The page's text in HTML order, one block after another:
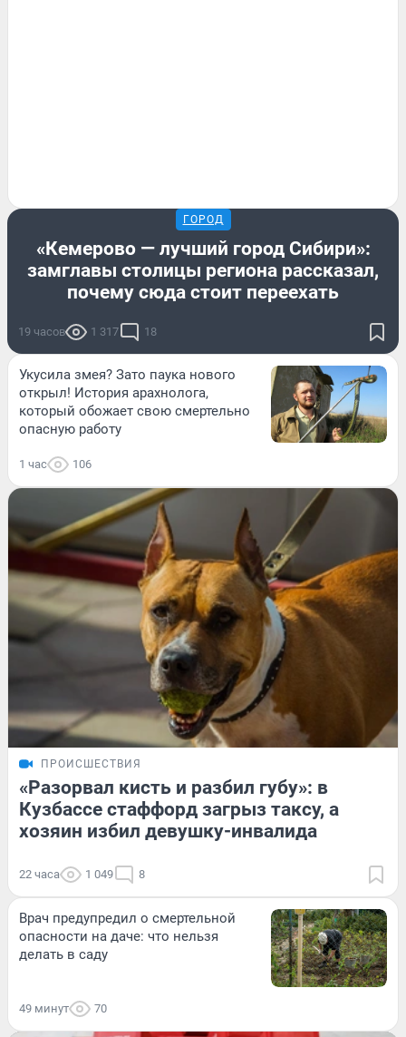
ГОРОД
«Кемерово — лучший город Сибири»:
замглавы столицы региона рассказал,
почему сюда стоит переехать
19 часов 1 317 18
Укусила змея? Зато паука нового
открыл! История арахнолога,
который обожает свою смертельно
опасную работу
1 час 106
ПРОИСШЕСТВИЯ
«Разорвал кисть и разбил губу»: в
Кузбассе стаффорд загрыз таксу, а
хозяин избил девушку-инвалида
22 часа 1 049 8
Врач предупредил о смертельной
опасности на даче: что нельзя
делать в саду
49 минут 70